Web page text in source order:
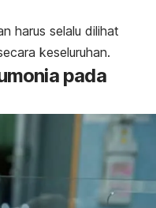
harus selalu dilihat
keseluruhan.
pada